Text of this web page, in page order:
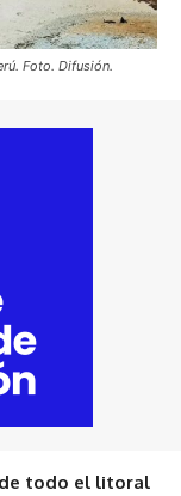
Foto. Difusión.
todo el litoral